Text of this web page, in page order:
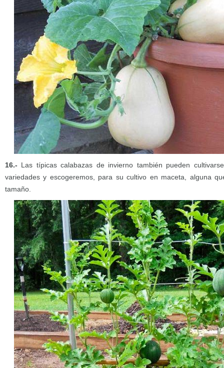
16.- Las típicas calabazas de invierno también pueden
variedades y escogeremos, para su cultivo en maceta, alguna
tamaño.